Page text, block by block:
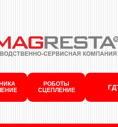
РОБОТЫ
СЦЕПЛЕНИЕ